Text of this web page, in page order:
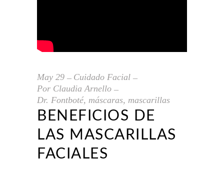
May 29
Cuidado Facial
Por Claudia Arnello
Dr. Fontboté, máscaras, mascarillas
BENEFICIOS DE
LAS MASCARILLAS
FACIALES